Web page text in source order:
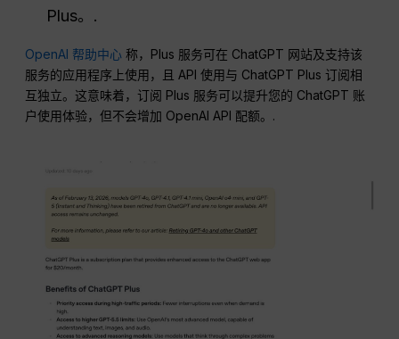
Plus。.
OpenAI 帮助中心 称，Plus 服务可在 ChatGPT 网站及支持该
服务的应用程序上使用，且 API 使用与 ChatGPT Plus 订阅相
互独立。这意味着，订阅 Plus 服务可以提升您的 ChatGPT 账
户使用体验，但不会增加 OpenAI API 配额。.